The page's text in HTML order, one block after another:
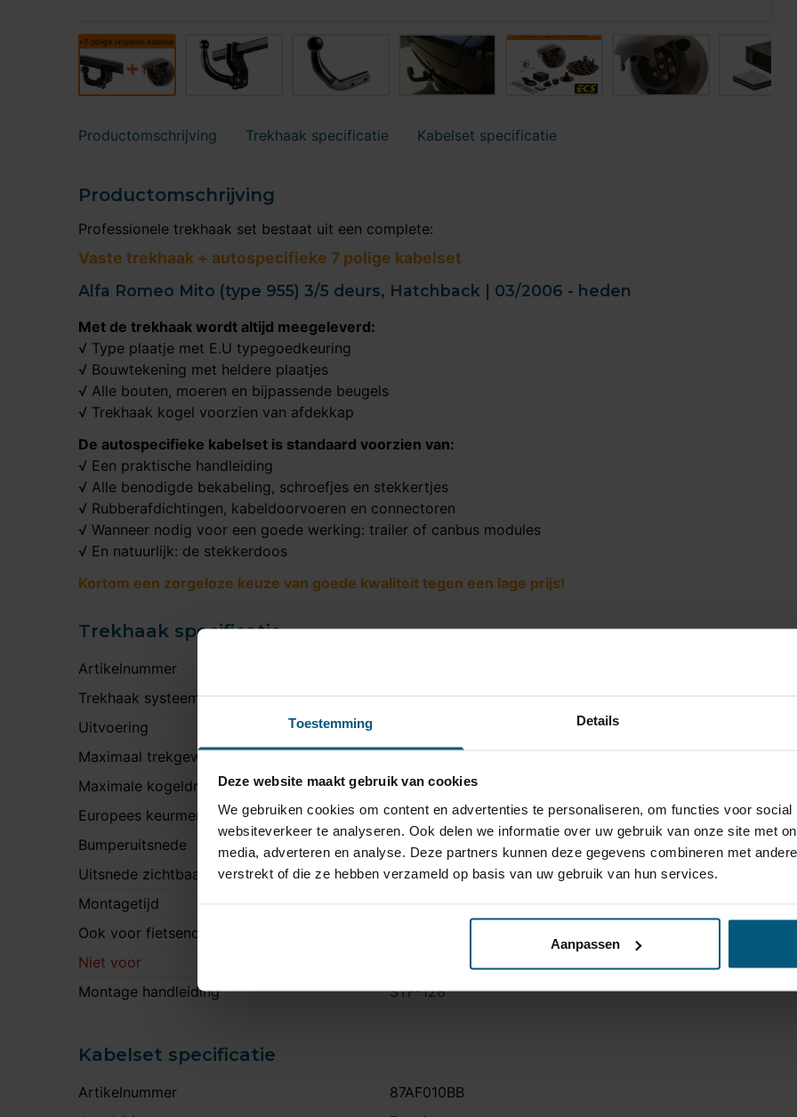
Toestemming Details
Deze website maakt gebruik van cookies
We gebruiken cookies om content en advertenties te personaliseren, om functies voor
websiteverkeer te analyseren. Ook delen we informatie over uw gebruik van onze site met
media, adverteren en analyse. Deze partners kunnen deze gegevens combineren met
verstrekt of die ze hebben verzameld op basis van uw gebruik van hun services.
Aanpassen
Productomschrijving Trekhaak specificatie Kabelset specificatie
Productomschrijving
Professionele trekhaak set bestaat uit een complete:
Vaste trekhaak + autospecifieke 7 polige kabelset
Alfa Romeo Mito (type 955) 3/5 deurs, Hatchback | 03/2006 - heden
Met de trekhaak wordt altijd meegeleverd:
√ Type plaatje met E.U typegoedkeuring
√ Bouwtekening met heldere plaatjes
√ Alle bouten, moeren en bijpassende beugels
√ Trekhaak kogel voorzien van afdekkap
De autospecifieke kabelset is standaard voorzien van:
√ Een praktische handleiding
√ Alle benodigde bekabeling, schroefjes en stekkertjes
√ Rubberafdichtingen, kabeldoorvoeren en connectoren
√ Wanneer nodig voor een goede werking: trailer of canbus modules
√ En natuurlijk: de stekkerdoos
Kortom een zorgeloze keuze van goede kwaliteit tegen een lage prijs!
Trekhaak specificatie
Artikelnummer
Trekhaak systeem
Uitvoering
Kogel is bevestigd met twee bouten.
Maximaal trekgewicht
Maximale kogeldruk
60 kg
Europees keurmerk
Ja
Bumperuitsnede
Uitsnede zichtbaar
Nee
Montagetijd
Ook voor fietsendrager
Niet voor
Fiat: Abarth, cng installatie
Montage handleiding
STF-128
Kabelset specificatie
Artikelnummer
87AF010BB